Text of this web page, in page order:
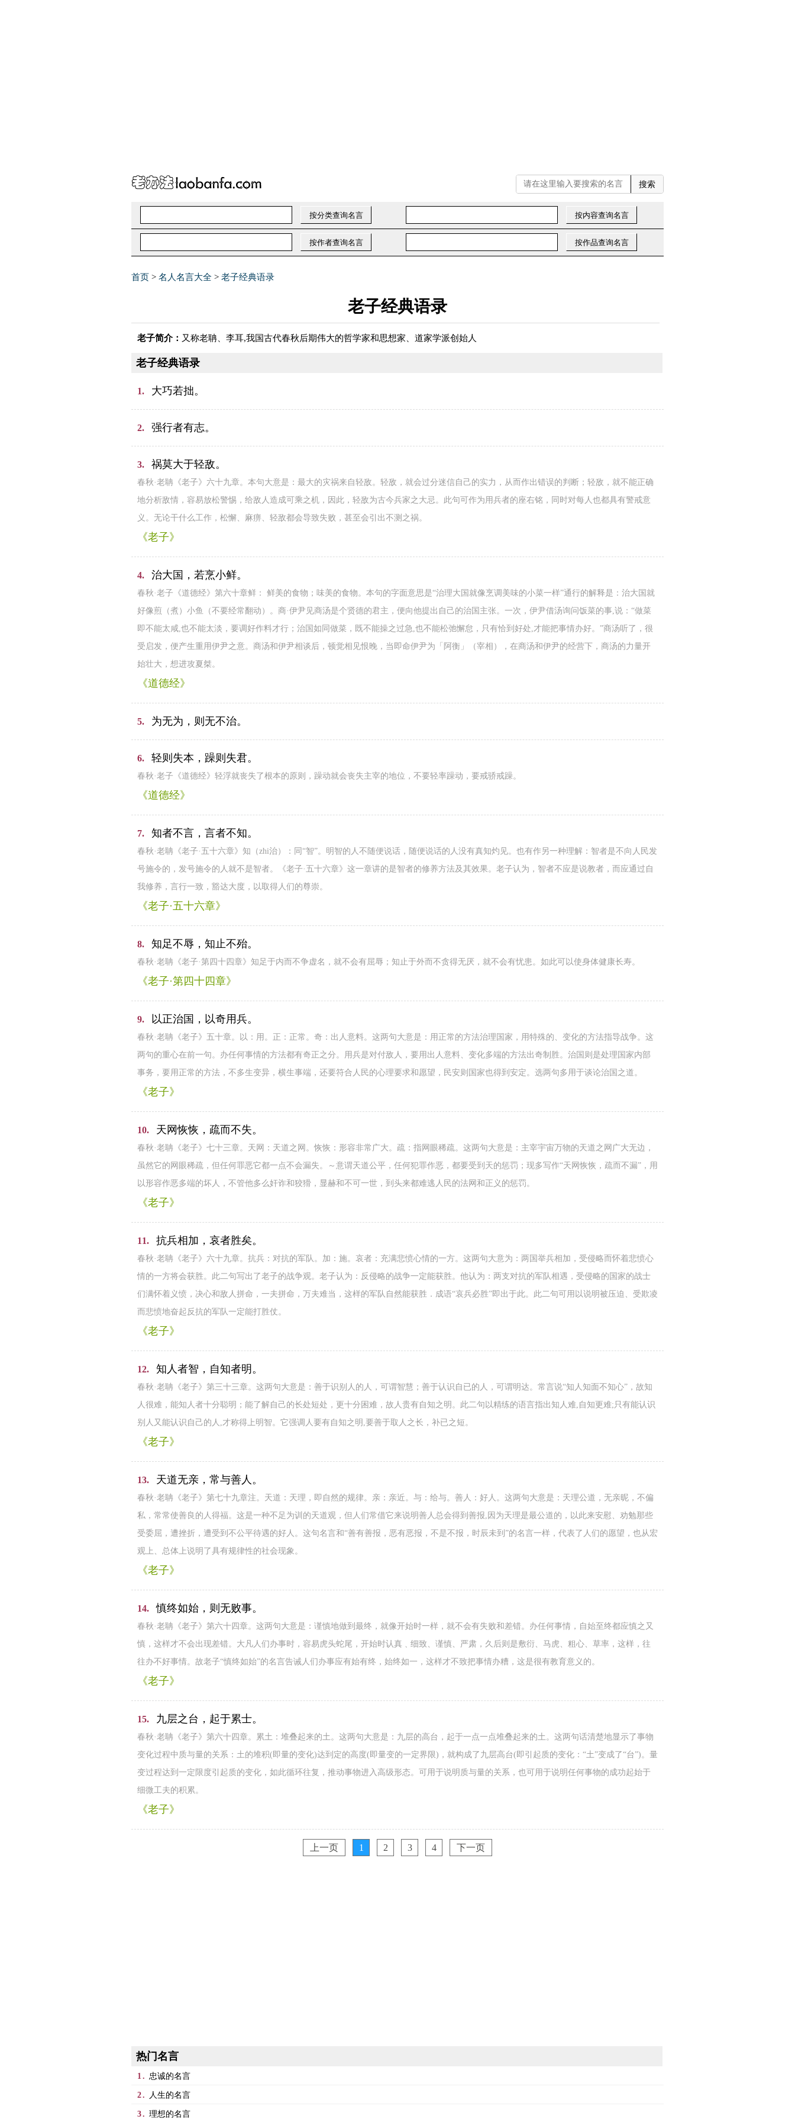
首页 > 名人名言大全 > 老子经典语录
老子经典语录
老子简介： 又称老聃、李耳,我国古代春秋后期伟大的哲学家和思想家、道家学派创始人
老子经典语录
1. 大巧若拙。
2. 强行者有志。
3. 祸莫大于轻敌。
春秋·老聃《老子》六十九章。本句大意是：最大的灾祸来自轻敌。轻敌，就会过分迷信自己的实力，从而作出错误的判断；轻敌，就不能正确
地分析敌情，容易放松警惕，给敌人造成可乘之机，因此，轻敌为古今兵家之大忌。此句可作为用兵者的座右铭，同时对每人也都具有警戒意
义。无论干什么工作，松懈、麻痹、轻敌都会导致失败，甚至会引出不测之祸。
《老子》
4. 治大国，若烹小鲜。
春秋·老子《道德经》第六十章鲜： 鲜美的食物；味美的食物。本句的字面意思是“治理大国就像烹调美味的小菜一样”通行的解释是：治大国就
好像煎（煮）小鱼（不要经常翻动）。商·伊尹见商汤是个贤德的君主，便向他提出自己的治国主张。一次，伊尹借汤询问饭菜的事,说：“做菜
即不能太咸,也不能太淡，要调好作料才行；治国如同做菜，既不能操之过急,也不能松弛懈怠，只有恰到好处,才能把事情办好。”商汤听了，很
受启发，便产生重用伊尹之意。商汤和伊尹相谈后，顿觉相见恨晚，当即命伊尹为「阿衡」（宰相），在商汤和伊尹的经营下，商汤的力量开
始壮大，想进攻夏桀。
《道德经》
5. 为无为，则无不治。
6. 轻则失本，躁则失君。
春秋·老子《道德经》轻浮就丧失了根本的原则，躁动就会丧失主宰的地位，不要轻率躁动，要戒骄戒躁。
《道德经》
7. 知者不言，言者不知。
春秋·老聃《老子·五十六章》知（zhi治）：同“智”。明智的人不随便说话，随便说话的人没有真知灼见。也有作另一种理解：智者是不向人民发
号施令的，发号施令的人就不是智者。《老子·五十六章》这一章讲的是智者的修养方法及其效果。老子认为，智者不应是说教者，而应通过自
我修养，言行一致，豁达大度，以取得人们的尊崇。
《老子·五十六章》
8. 知足不辱，知止不殆。
春秋·老聃《老子·第四十四章》知足于内而不争虚名，就不会有屈辱；知止于外而不贪得无厌，就不会有忧患。如此可以使身体健康长寿。
《老子·第四十四章》
9. 以正治国，以奇用兵。
春秋·老聃《老子》五十章。以：用。正：正常。奇：出人意料。这两句大意是：用正常的方法治理国家，用特殊的、变化的方法指导战争。这
两句的重心在前一句。办任何事情的方法都有奇正之分。用兵是对付敌人，要用出人意料、变化多端的方法出奇制胜。治国则是处理国家内部
事务，要用正常的方法，不多生变异，横生事端，还要符合人民的心理要求和愿望，民安则国家也得到安定。选两句多用于谈论治国之道。
《老子》
10. 天网恢恢，疏而不失。
春秋·老聃《老子》七十三章。天网：天道之网。恢恢：形容非常广大。疏：指网眼稀疏。这两句大意是：主宰宇宙万物的天道之网广大无边，
虽然它的网眼稀疏，但任何罪恶它都一点不会漏失。～意谓天道公平，任何犯罪作恶，都要受到天的惩罚；现多写作“天网恢恢，疏而不漏”，用
以形容作恶多端的坏人，不管他多么奸诈和狡猾，显赫和不可一世，到头来都难逃人民的法网和正义的惩罚。
《老子》
11. 抗兵相加，哀者胜矣。
春秋·老聃《老子》六十九章。抗兵：对抗的军队。加：施。哀者：充满悲愤心情的一方。这两句大意为：两国举兵相加，受侵略而怀着悲愤心
情的一方将会获胜。此二句写出了老子的战争观。老子认为：反侵略的战争一定能获胜。他认为：两支对抗的军队相遇，受侵略的国家的战士
们满怀着义愤，决心和敌人拼命，一夫拼命，万夫难当，这样的军队自然能获胜．成语“哀兵必胜”即出于此。此二句可用以说明被压迫、受欺凌
而悲愤地奋起反抗的军队一定能打胜仗。
《老子》
12. 知人者智，自知者明。
春秋·老聃《老子》第三十三章。这两句大意是：善于识别人的人，可谓智慧；善于认识自已的人，可谓明达。常言说“知人知面不知心”，故知
人很难，能知人者十分聪明；能了解自己的长处短处，更十分困难，故人贵有自知之明。此二句以精练的语言指出知人难,自知更难;只有能认识
别人又能认识自己的人,才称得上明智。它强调人要有自知之明,要善于取人之长，补已之短。
《老子》
13. 天道无亲，常与善人。
春秋·老聃《老子》第七十九章注。天道：天理，即自然的规律。亲：亲近。与：给与。善人：好人。这两句大意是：天理公道，无亲昵，不偏
私，常常使善良的人得福。这是一种不足为训的天道观，但人们常借它来说明善人总会得到善报,因为天理是最公道的，以此来安慰、劝勉那些
受委屈，遭挫折，遭受到不公平待遇的好人。这句名言和“善有善报，恶有恶报，不是不报，时辰未到”的名言一样，代表了人们的愿望，也从宏
观上、总体上说明了具有规律性的社会现象。
《老子》
14. 慎终如始，则无败事。
春秋·老聃《老子》第六十四章。这两句大意是：谨慎地做到最终，就像开始时一样，就不会有失败和差错。办任何事情，自始至终都应慎之又
慎，这样才不会出现差错。大凡人们办事时，容易虎头蛇尾，开始时认真﹑细致、谨慎、严肃，久后则是敷衍、马虎、粗心、草率，这样，往
往办不好事情。故老子“慎终如始”的名言告诫人们办事应有始有终，始终如一，这样才不致把事情办糟，这是很有教育意义的。
《老子》
15. 九层之台，起于累士。
春秋·老聃《老子》第六十四章。累土：堆叠起来的土。这两句大意是：九层的高台，起于一点一点堆叠起来的土。这两句话清楚地显示了事物
变化过程中质与量的关系：土的堆积(即量的变化)达到定的高度(即量变的一定界限)，就构成了九层高台(即引起质的变化：“土”变成了“台”)。量
变过程达到一定限度引起质的变化，如此循环往复，推动事物进入高级形态。可用于说明质与量的关系，也可用于说明任何事物的成功起始于
细微工夫的积累。
《老子》
上一页 1 2 3 4 下一页
热门名言
1. 忠诚的名言
2. 人生的名言
3. 理想的名言